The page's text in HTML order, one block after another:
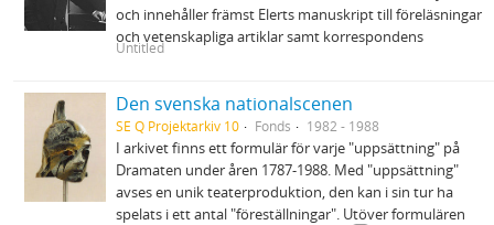
och innehåller främst Elerts manuskript till föreläsningar
och vetenskapliga artiklar samt korrespondens
Untitled
Den svenska nationalscenen
SE Q Projektarkiv 10 Fonds 1982 - 1988
I arkivet finns ett formulär för varje "uppsättning" på
Dramaten under åren 1787-1988. Med "uppsättning"
avses en unik teaterproduktion, den kan i sin tur ha
spelats i ett antal "föreställningar". Utöver formulären